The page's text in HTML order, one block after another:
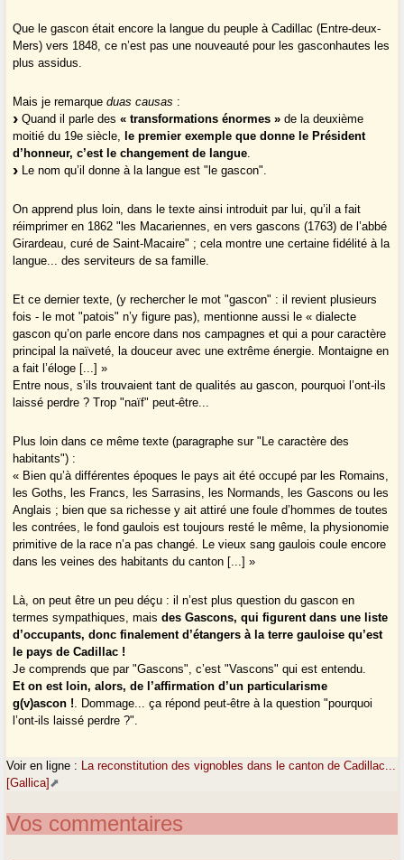
Que le gascon était encore la langue du peuple à Cadillac (Entre-deux-
Mers) vers 1848, ce n’est pas une nouveauté pour les gasconhautes les
plus assidus.
Mais je remarqueduas causas :
Quand il parle des« transformations énormes » de la deuxième
moitié du 19e siècle, le premier exemple que donne le Président
d’honneur, c’est le changement de langue.
Le nom qu’il donne à la langue est "le gascon".
On apprend plus loin, dans le texte ainsi introduit par lui, qu’il a fait
réimprimer en 1862 "les Macariennes, en vers gascons (1763) de l’abbé
Girardeau, curé de Saint-Macaire" ; cela montre une certaine fidélité à la
langue... des serviteurs de sa famille.
Et ce dernier texte, (y rechercher le mot "gascon" : il revient plusieurs
fois - le mot "patois" n’y figure pas), mentionne aussi le « dialecte
gascon qu’on parle encore dans nos campagnes et qui a pour caractère
principal la naïveté, la douceur avec une extrême énergie. Montaigne en
a fait l’éloge [...] »
Entre nous, s’ils trouvaient tant de qualités au gascon, pourquoi l’ont-ils
laissé perdre ? Trop "naïf" peut-être...
Plus loin dans ce même texte (paragraphe sur "Le caractère des
habitants") :
« Bien qu’à différentes époques le pays ait été occupé par les Romains,
les Goths, les Francs, les Sarrasins, les Normands, les Gascons ou les
Anglais ; bien que sa richesse y ait attiré une foule d’hommes de toutes
les contrées, le fond gaulois est toujours resté le même, la physionomie
primitive de la race n’a pas changé. Le vieux sang gaulois coule encore
dans les veines des habitants du canton [...] »
Là, on peut être un peu déçu : il n’est plus question du gascon en
termes sympathiques, maisdes Gascons, qui figurent dans une liste
d’occupants, donc finalement d’étangers à la terre gauloise qu’est
le pays de Cadillac !
Je comprends que par "Gascons", c’est "Vascons" qui est entendu.
Et on est loin, alors, de l’affirmation d’un particularisme
g(v)ascon !. Dommage... ça répond peut-être à la question "pourquoi
l’ont-ils laissé perdre ?".
Voir en ligne :
La reconstitution des vignobles dans le canton de Cadillac...
[Gallica]
Vos commentaires